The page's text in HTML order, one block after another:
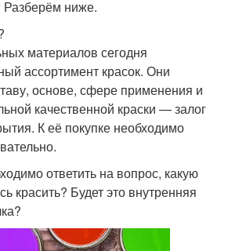
Разберём ниже.
материалов сегодня
ассортимент красок. Они
основе, сфере применения и
качественной краски — залог
К её покупке необходимо
ответить на вопрос, какую
красить? Будет это внутренняя